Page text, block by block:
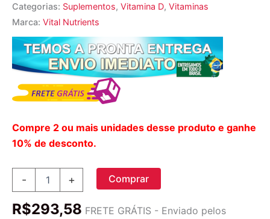
Categorias: Suplementos, Vitamina D, Vitaminas
Marca: Vital Nutrients
Compre 2 ou mais unidades desse produto e ganhe
10% de desconto.
-
D3
+ Comprar
R$293,58 FRETE GRÁTIS - Enviado pelos